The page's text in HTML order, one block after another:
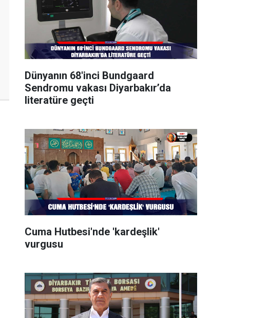
Dünyanın 68'inci Bundgaard
Sendromu vakası Diyarbakır’da
literatüre geçti
Cuma Hutbesi'nde 'kardeşlik'
vurgusu